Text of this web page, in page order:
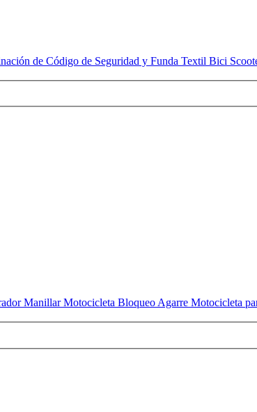
de Código de Seguridad y Funda Textil Bici
Manillar Motocicleta Bloqueo Agarre Motocicleta